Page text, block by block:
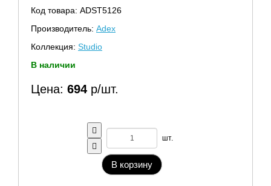
Код товара: ADST5126
Производитель: Adex
Коллекция: Studio
В наличии
Цена: 694 р/шт.
шт.
В корзину